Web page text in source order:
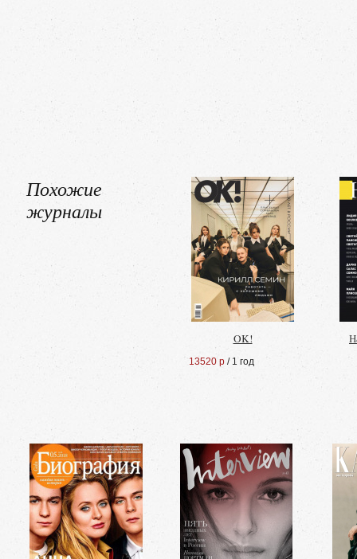
Похожие
журналы
OK!
13520 р / 1 год